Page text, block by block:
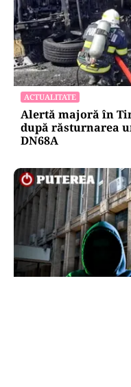
ACTUALITATE
Alertă majoră în
după răsturnarea
DN68A